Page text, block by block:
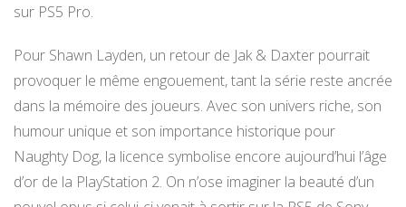
sur PS5 Pro.
Pour Shawn Layden, un retour de Jak & Daxter pourrait
provoquer le même engouement, tant la série reste ancrée
dans la mémoire des joueurs. Avec son univers riche, son
humour unique et son importance historique pour
Naughty Dog, la licence symbolise encore aujourd’hui l’âge
d’or de la PlayStation 2. On n’ose imaginer la beauté d’un